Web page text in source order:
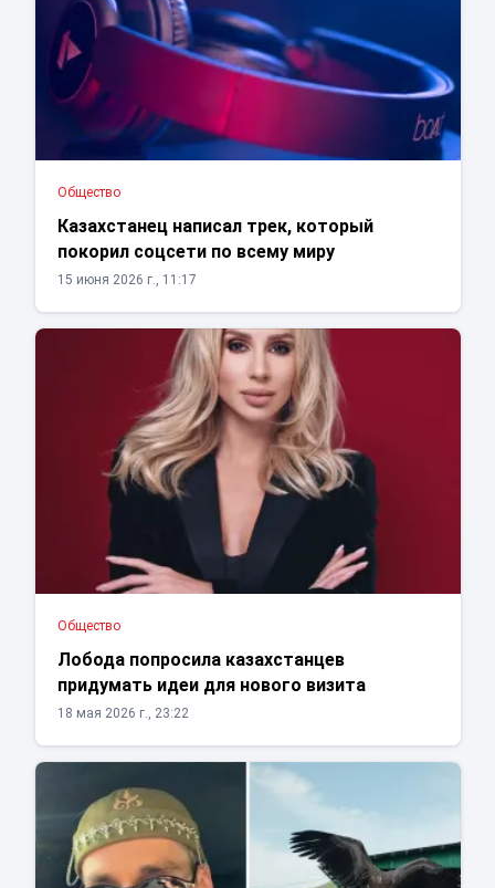
Общество
Казахстанец написал трек, который
покорил соцсети по всему миру
15 июня 2026 г., 11:17
Общество
Лобода попросила казахстанцев
придумать идеи для нового визита
18 мая 2026 г., 23:22